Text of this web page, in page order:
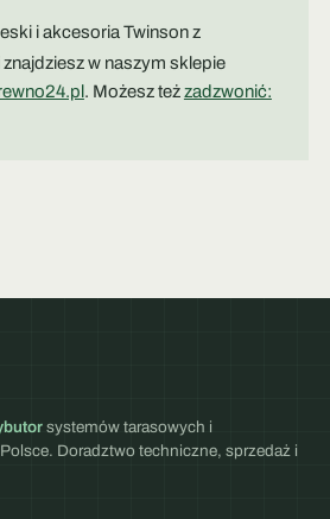
i akcesoria Twinson z
w naszym sklepie
. Możesz teżzadzwonić:
systemów tarasowych i
Doradztwo techniczne, sprzedaż i